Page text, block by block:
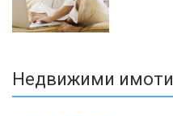
Недвижими имоти